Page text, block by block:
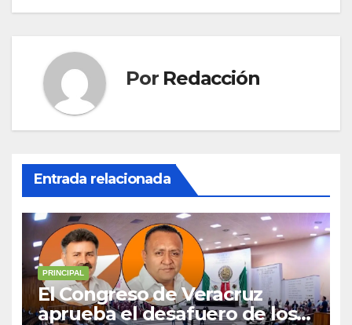
Por Redacción
Entrada relacionada
PRINCIPAL
El Congreso de Veracruz
aprueba el desafuero de los